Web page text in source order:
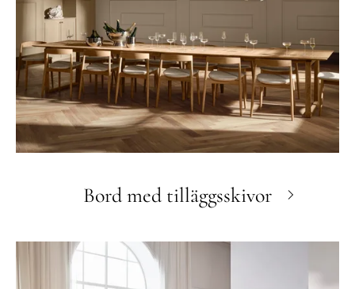
Bord med tilläggsskivor